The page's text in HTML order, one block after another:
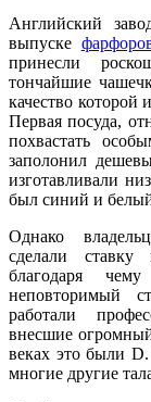
Английский
выпуске
принесли
тончайшие
качество которой
Первая посуда,
похвастать
заполонил
изготавливали
был синий и
Однако
сделали ставку
благодаря
неповторимый
работали
внесшие
веках это были
многие другие